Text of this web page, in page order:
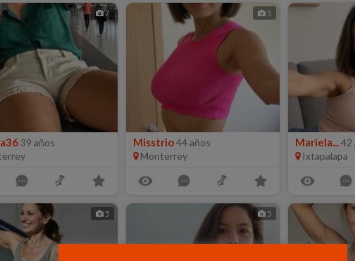
7
39 años
5
Misstrio44 años
Monterrey
Mariela...42
Ixtapalapa
5 5